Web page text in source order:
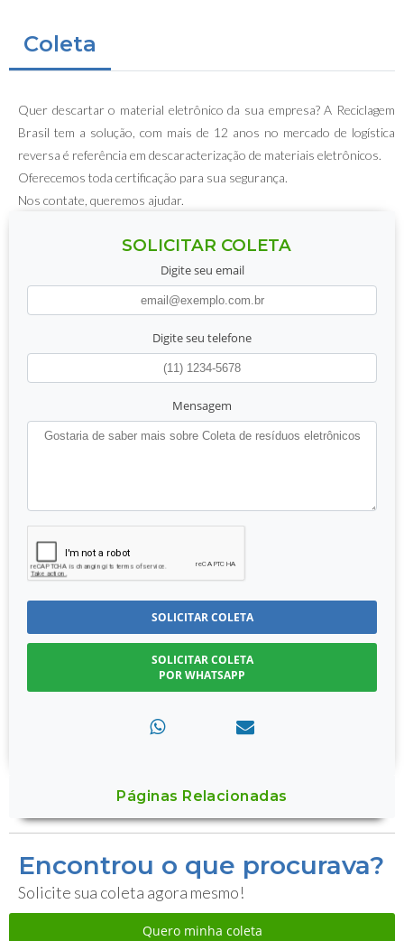
Coleta
Quer descartar o material eletrônico da sua empresa? A Reciclagem
Brasil tem a solução, com mais de 12 anos no mercado de logística
reversa é referência em descaracterização de materiais eletrônicos.
Oferecemos toda certificação para sua segurança.
Nos contate, queremos ajudar.
SOLICITAR COLETA
Digite seu email
Digite seu telefone
Mensagem
SOLICITAR COLETA
SOLICITAR COLETA
POR WHATSAPP
Páginas Relacionadas
Encontrou o que procurava?
Solicite sua coleta agora mesmo!
Quero minha coleta